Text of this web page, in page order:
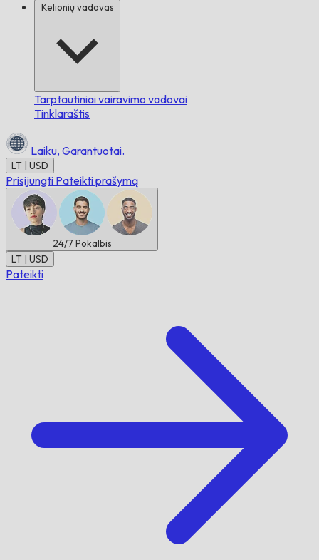
Kelionių vadovas
Tarptautiniai vairavimo vadovai
Tinklaraštis
Laiku, Garantuotai.
LT | USD
Prisijungti Pateikti prašymą
24/7 Pokalbis
LT | USD
Pateikti